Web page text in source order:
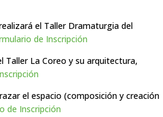
el Taller Dramaturgia del
de Inscripción
Taller La Coreo y su arquitectura,
el espacio (composición y creación
de Inscripción